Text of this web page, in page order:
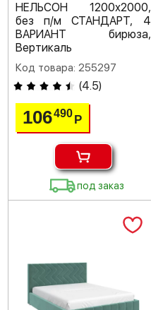
НЕЛЬСОН 1200х2000,
без п/м СТАНДАРТ, 4
ВАРИАНТ бирюза,
Вертикаль
Код товара: 255297
(4.5)
106490 Р
под заказ